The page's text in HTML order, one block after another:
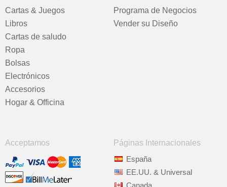
Cartas & Juegos
Libros
Cartas de saludo
Ropa
Bolsas
Electrónicos
Accesorios
Hogar & Officina
Programa de Negocios
Vender su Diseño
Acceptamos
Páginas Internacionales
España
EE.UU. & Universal
Canada